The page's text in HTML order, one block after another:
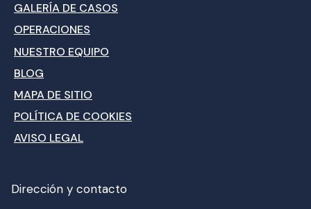
GALERÍA DE CASOS
OPERACIONES
NUESTRO EQUIPO
BLOG
MAPA DE SITIO
POLÍTICA DE COOKIES
AVISO LEGAL
Dirección y contacto